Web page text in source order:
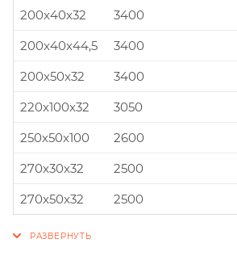
200x40x32
3400
200x40x44,5
3400
200x50x32
3400
220x100x32
3050
250x50x100
2600
270x30x32
2500
270x50x32
2500